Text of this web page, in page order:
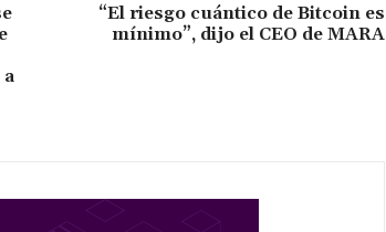
“El riesgo cuántico de Bitcoin es
mínimo”, dijo el CEO de MARA